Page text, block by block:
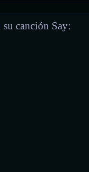
canción Say: